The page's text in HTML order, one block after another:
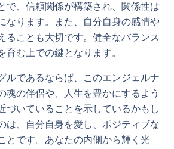
で、信頼関係が構築され、関係性は
なります。また、自分自身の感情や
ることも大切です。健全なバランス
育む上での鍵となります。
ルであるならば、このエンジェルナ
魂の伴侶や、人生を豊かにするよう
づいていることを示しているかもし
は、自分自身を愛し、ポジティブな
とです。あなたの内側から輝く光